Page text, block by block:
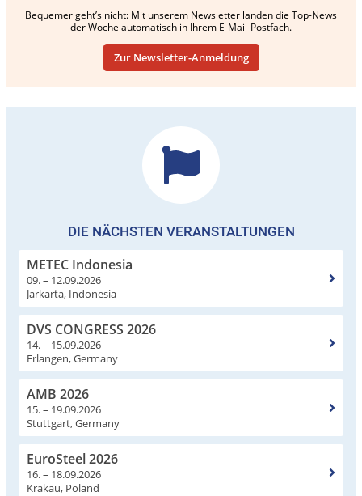
Bequemer geht’s nicht: Mit unserem Newsletter landen die Top-News
der Woche automatisch in Ihrem E-Mail-Postfach.
Zur Newsletter-Anmeldung
DIE NÄCHSTEN VERANSTALTUNGEN
METEC Indonesia
09. – 12.09.2026
Jarkarta, Indonesia
DVS CONGRESS 2026
14. – 15.09.2026
Erlangen, Germany
AMB 2026
15. – 19.09.2026
Stuttgart, Germany
EuroSteel 2026
16. – 18.09.2026
Krakau, Poland